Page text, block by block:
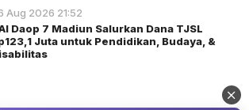
Aug 2026 21:52
Daop 7 Madiun Salurkan Dana TJSL
Juta untuk Pendidikan, Budaya, &